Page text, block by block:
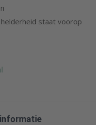
staat voorop